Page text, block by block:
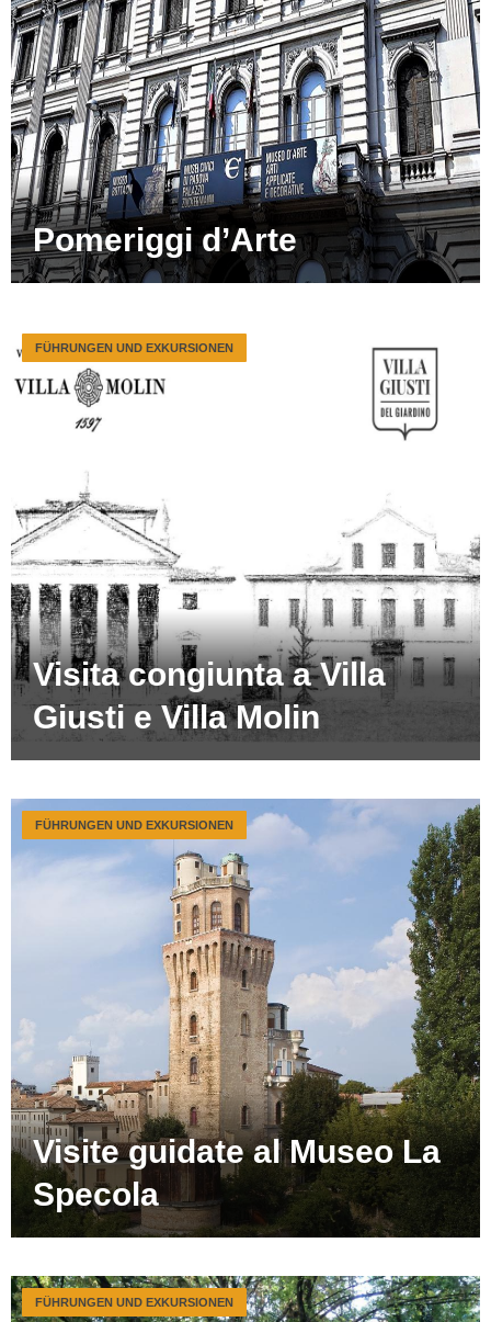
Pomeriggi d’Arte
Visita congiunta a Villa
Giusti e Villa Molin
FÜHRUNGEN UND EXKURSIONEN
Visite guidate al Museo La
Specola
FÜHRUNGEN UND EXKURSIONEN
FÜHRUNGEN UND EXKURSIONEN